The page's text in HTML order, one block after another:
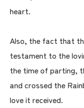
heart.
Also, the fact that
testament to the
the time of parting,
and crossed the
love it received.